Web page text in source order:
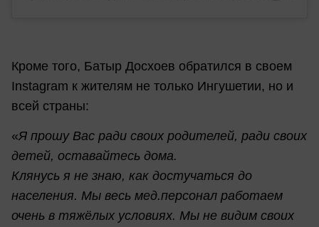
Кроме того, Батыр Досхоев обратился в своем
Instagram к жителям не только Ингушетии, но и
всей страны:
«Я прошу Вас ради своих родителей, ради своих
детей, оставайтесь дома.
Клянусь я не знаю, как достучаться до
населения. Мы весь мед.персонал работаем
очень в тяжёлых условиях. Мы не видим своих